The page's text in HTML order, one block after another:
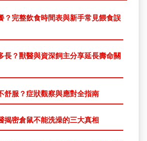
？完整飲食時間表與新手常見餵食誤
長？獸醫與資深飼主分享延長壽命關
舒服？症狀觀察與應對全指南
揭密倉鼠不能洗澡的三大真相